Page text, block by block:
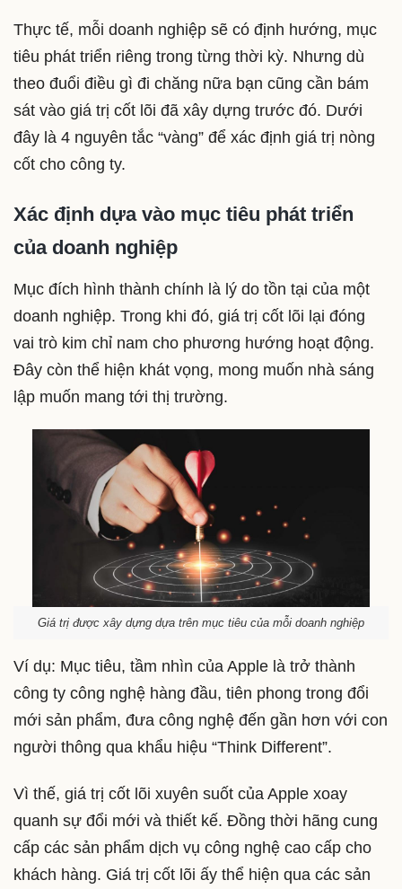
Thực tế, mỗi doanh nghiệp sẽ có định hướng, mục
tiêu phát triển riêng trong từng thời kỳ. Nhưng dù
theo đuổi điều gì đi chăng nữa bạn cũng cần bám
sát vào giá trị cốt lõi đã xây dựng trước đó. Dưới
đây là 4 nguyên tắc “vàng” để xác định giá trị nòng
cốt cho công ty.
Xác định dựa vào mục tiêu phát triển
của doanh nghiệp
Mục đích hình thành chính là lý do tồn tại của một
doanh nghiệp. Trong khi đó, giá trị cốt lõi lại đóng
vai trò kim chỉ nam cho phương hướng hoạt động.
Đây còn thể hiện khát vọng, mong muốn nhà sáng
lập muốn mang tới thị trường.
Giá trị được xây dựng dựa trên mục tiêu của mỗi doanh nghiệp
Ví dụ: Mục tiêu, tầm nhìn của Apple là trở thành
công ty công nghệ hàng đầu, tiên phong trong đổi
mới sản phẩm, đưa công nghệ đến gần hơn với con
người thông qua khẩu hiệu “Think Different”.
Vì thế, giá trị cốt lõi xuyên suốt của Apple xoay
quanh sự đổi mới và thiết kế. Đồng thời hãng cung
cấp các sản phẩm dịch vụ công nghệ cao cấp cho
khách hàng. Giá trị cốt lõi ấy thể hiện qua các sản